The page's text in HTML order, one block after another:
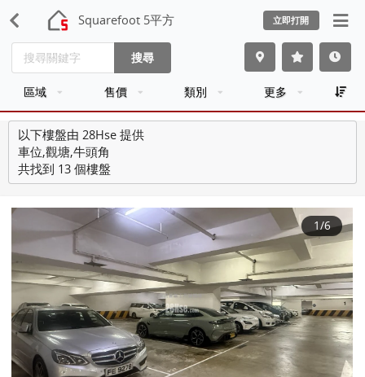
Squarefoot 5平方 立即打開
搜尋
區域 售價 類別 更多
以下樓盤由 28Hse 提供
車位,觀塘,牛頭角
共找到 13 個樓盤
1/6